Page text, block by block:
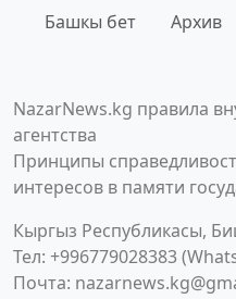
Башкы бет Архив
NazarNews.kg правила
агентства
Принципы
интересов в памяти
Кыргыз Республикасы,
Тел: +996779028383
Почта: